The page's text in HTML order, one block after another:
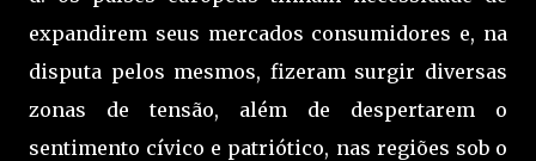
expandirem seus mercados consumidores e, na
disputa pelos mesmos, fizeram surgir diversas
zonas de tensão, além de despertarem o
sentimento cívico e patriótico, nas regiões sob o